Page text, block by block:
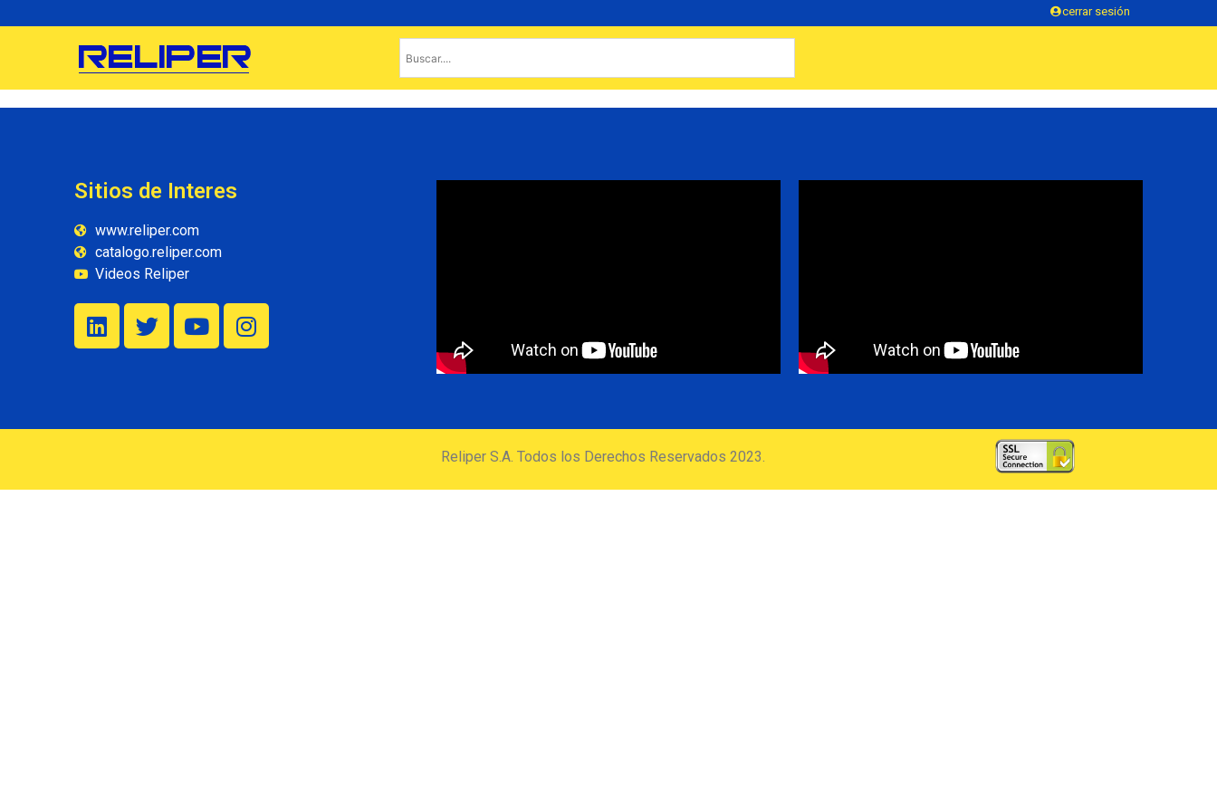
cerrar sesión
Sitios de Interes
www.reliper.com
catalogo.reliper.com
Videos Reliper
Reliper S.A. Todos los Derechos Reservados 2023.